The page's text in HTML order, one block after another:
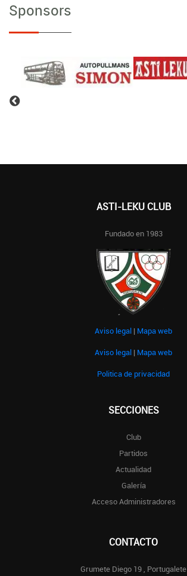
Sponsors
ASTI-LEKU CLUB
Fundado en 1983
Aviso legal | Mapa web
Aviso legal | Mapa web
Politica de privacidad
SECCIONES
Club
Partidos
Actualidad
Galería
Acceso Administradores
CONTACTO
Grumete Diego 19 , Portugalete